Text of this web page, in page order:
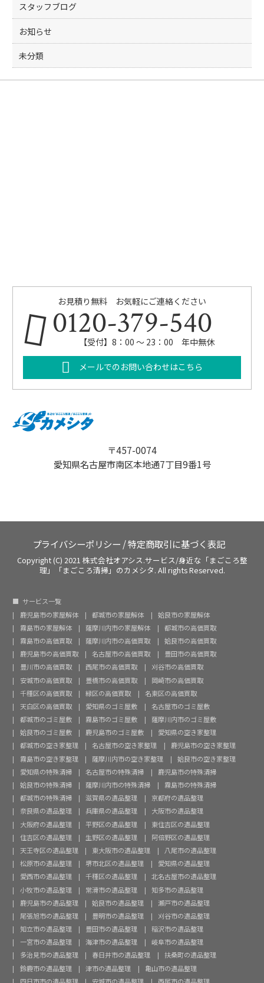
スタッフブログ
お知らせ
未分類
お見積り無料 お気軽にご連絡ください
0120-379-540
【受付】8：00 ～ 23：00 年中無休
メールでのお問い合わせはこちら
〒457-0074
愛知県名古屋市南区本地通7丁目9番1号
プライバシーポリシー /特定商取引に基づく表記
Copyright (C) 2021 株式会社オアシス.サービス/身近な「まごころ整
理」「まごころ清掃」のカメシタ. All rights Reserved.
サービス一覧
鹿児島市の家屋解体
都城市の家屋解体
姶良市の家屋解体
霧島市の家屋解体
薩摩川内市の家屋解体
都城市の高価買取
霧島市の高価買取
薩摩川内市の高価買取
姶良市の高価買取
鹿児島市の高価買取
名古屋市の高価買取
豊田市の高価買取
豊川市の高価買取
西尾市の高価買取
刈谷市の高価買取
安城市の高価買取
豊橋市の高価買取
岡崎市の高価買取
千種区の高価買取
緑区の高価買取
名東区の高価買取
天白区の高価買取
愛知県のゴミ屋敷
名古屋市のゴミ屋敷
都城市のゴミ屋敷
霧島市のゴミ屋敷
薩摩川内市のゴミ屋敷
姶良市のゴミ屋敷
鹿児島市のゴミ屋敷
愛知県の空き家整理
都城市の空き家整理
名古屋市の空き家整理
鹿児島市の空き家整理
霧島市の空き家整理
薩摩川内市の空き家整理
姶良市の空き家整理
愛知県の特殊清掃
名古屋市の特殊清掃
鹿児島市の特殊清掃
姶良市の特殊清掃
薩摩川内市の特殊清掃
霧島市の特殊清掃
都城市の特殊清掃
滋賀県の遺品整理
京都府の遺品整理
奈良県の遺品整理
兵庫県の遺品整理
大阪市の遺品整理
大阪府の遺品整理
平野区の遺品整理
東住吉区の遺品整理
住吉区の遺品整理
生野区の遺品整理
阿倍野区の遺品整理
天王寺区の遺品整理
東大阪市の遺品整理
八尾市の遺品整理
松原市の遺品整理
堺市北区の遺品整理
愛知県の遺品整理
愛西市の遺品整理
千種区の遺品整理
北名古屋市の遺品整理
小牧市の遺品整理
常滑市の遺品整理
知多市の遺品整理
鹿児島市の遺品整理
姶良市の遺品整理
瀬戸市の遺品整理
尾張旭市の遺品整理
豊明市の遺品整理
刈谷市の遺品整理
知立市の遺品整理
豊田市の遺品整理
稲沢市の遺品整理
一宮市の遺品整理
海津市の遺品整理
岐阜市の遺品整理
多治見市の遺品整理
春日井市の遺品整理
扶桑町の遺品整理
鈴鹿市の遺品整理
津市の遺品整理
亀山市の遺品整理